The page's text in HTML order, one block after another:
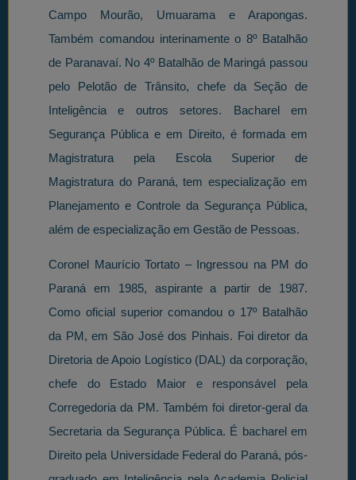
Campo Mourão, Umuarama e Arapongas.
Também comandou interinamente o 8º Batalhão
de Paranavaí. No 4º Batalhão de Maringá passou
pelo Pelotão de Trânsito, chefe da Seção de
Inteligência e outros setores. Bacharel em
Segurança Pública e em Direito, é formada em
Magistratura pela Escola Superior de
Magistratura do Paraná, tem especialização em
Planejamento e Controle da Segurança Pública,
além de especialização em Gestão de Pessoas.
Coronel Maurício Tortato – Ingressou na PM do
Paraná em 1985, aspirante a partir de 1987.
Como oficial superior comandou o 17º Batalhão
da PM, em São José dos Pinhais. Foi diretor da
Diretoria de Apoio Logístico (DAL) da corporação,
chefe do Estado Maior e responsável pela
Corregedoria da PM. Também foi diretor-geral da
Secretaria da Segurança Pública. É bacharel em
Direito pela Universidade Federal do Paraná, pós-